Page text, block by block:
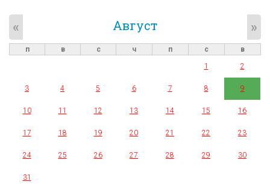
Август
« »
п в с ч п с
в
1
2
3 4 5 6 7 8 9
10 11 12 13 14 15 16
17 18 19 20 21 22 23
24 25 26 27 28 29 30
31